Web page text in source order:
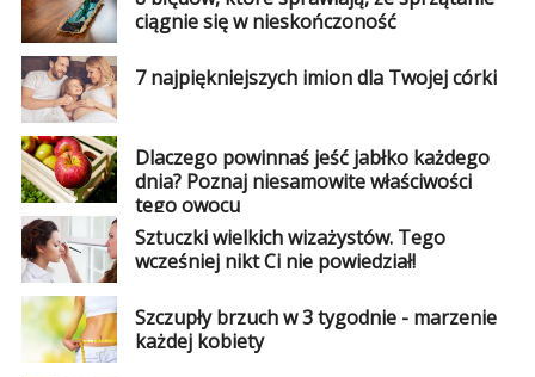
ciągnie się w nieskończoność
7 najpiękniejszych imion dla Twojej córki
Dlaczego powinnaś jeść jabłko każdego
dnia? Poznaj niesamowite właściwości
tego owocu
Sztuczki wielkich wizażystów. Tego
wcześniej nikt Ci nie powiedział!
Szczupły brzuch w 3 tygodnie - marzenie
każdej kobiety